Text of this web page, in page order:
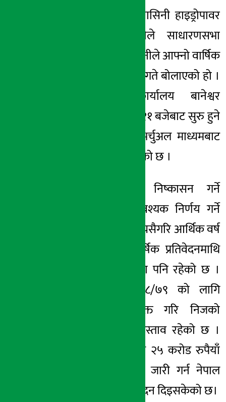
काठमाडौं । बिन्ध्यवासिनी हाइड्रोपावर
डेभलपमेन्ट कम्पनीले साधारणसभा
बोलाएको छ । कम्पनीले आफ्नो वार्षिक
साधारणसभा पुस २ गते बोलाएको हो ।
सभा आफ्नै कार्यालय बानेश्वर
काठमाडौंमा बिहान ११ बजेबाट सुरु हुने
भएको छ । सभा भर्चुअल माध्यमबाट
हुने कम्पनीले जनाएको छ ।
सभामा आइपीओ निष्कासन गर्ने
सम्बन्धमा पनि आवश्यक निर्णय गर्ने
एजेण्डा रहेको छ । त्यसैगरि आर्थिक वर्ष
२ं०७७/७८ को वार्षिक प्रतिवेदनमाथि
छलफल गर्ने एजेण्डा पनि रहेको छ ।
आर्थिक वर्ष २०७८/७९ को लागि
लेखापरीक्षक नियुक्त गरि निजको
पारिश्रमिक तोक्ने प्रस्ताव रहेको छ ।
यता बिन्ध्यवासिनीले २५ करोड रुपैयाँ
बराबरको आइपीओ जारी गर्न नेपाल
धितोपत्र बोर्डमा आवेदन दिइसकेको छ।